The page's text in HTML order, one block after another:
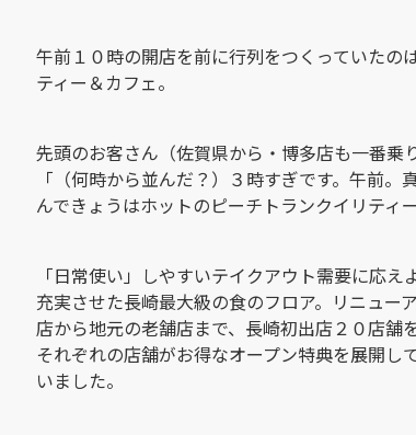
午前１０時の開店を前に行列をつくっていたの
ティー＆カフェ。
先頭のお客さん（佐賀県から・博多店も一番乗
「（何時から並んだ？）３時すぎです。午前
んできょうはホットのピーチトランクイリティ
「日常使い」しやすいテイクアウト需要に応
充実させた長崎最大級の食のフロア。リニュー
店から地元の老舗店まで、長崎初出店２０店舗
それぞれの店舗がお得なオープン特典を展開し
いました。